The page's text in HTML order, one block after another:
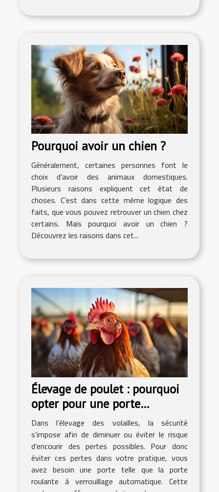
Pourquoi avoir un chien ?
Généralement, certaines personnes font le
choix d’avoir des animaux domestiques.
Plusieurs raisons expliquent cet état de
choses. C’est dans cette même logique des
faits, que vous pouvez retrouver un chien chez
certains. Mais pourquoi avoir un chien ?
Découvrez les raisons dans cet...
Élevage de poulet : pourquoi
opter pour une porte
roulante à verrouillage
automatique ?
Dans l’élevage des volailles, la sécurité
s’impose afin de diminuer ou éviter le risque
d’encourir des pertes possibles. Pour donc
éviter ces pertes dans votre pratique, vous
avez besoin une porte telle que la porte
roulante à verrouillage automatique. Cette